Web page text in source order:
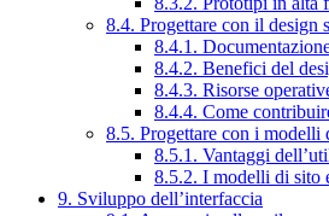
8.4. Progettare con il design
8.4.1.
8.4.2. Benefici del
8.4.3. Risorse
8.4.4. Come
8.5. Progettare con i modelli
8.5.1. Vantaggi
8.5.2. I modelli di sito
9. Sviluppo dell’interfaccia